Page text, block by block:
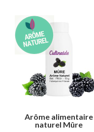
Arôme alimentaire
naturel Mûre